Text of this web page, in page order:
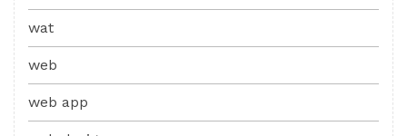
wat
web
web app